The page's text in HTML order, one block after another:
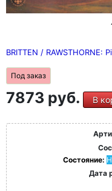
BRITTEN / RAWSTHORNE:
Под заказ
7873 руб. В
Состояние:
Дата